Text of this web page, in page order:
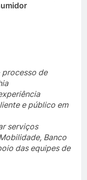
de
e público em
serviços
Banco
das equipes de